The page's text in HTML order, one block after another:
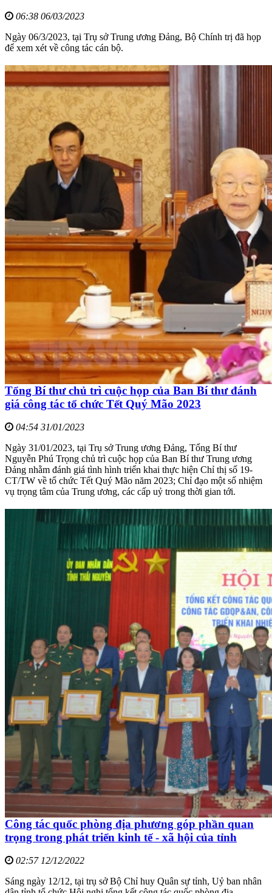
06:38 06/03/2023
Ngày 06/3/2023, tại Trụ sở Trung ương Đảng, Bộ Chính trị đã họp
để xem xét về công tác cán bộ.
Tổng Bí thư chủ trì cuộc họp của Ban Bí thư đánh
giá công tác tổ chức Tết Quý Mão 2023
04:54 31/01/2023
Ngày 31/01/2023, tại Trụ sở Trung ương Đảng, Tổng Bí thư
Nguyễn Phú Trọng chủ trì cuộc họp của Ban Bí thư Trung ương
Đảng nhằm đánh giá tình hình triển khai thực hiện Chỉ thị số 19-
CT/TW về tổ chức Tết Quý Mão năm 2023; Chỉ đạo một số nhiệm
vụ trọng tâm của Trung ương, các cấp uỷ trong thời gian tới.
Công tác quốc phòng địa phương góp phần quan
trọng trong phát triển kinh tế - xã hội của tỉnh
02:57 12/12/2022
Sáng ngày 12/12, tại trụ sở Bộ Chỉ huy Quân sự tỉnh, Uỷ ban nhân